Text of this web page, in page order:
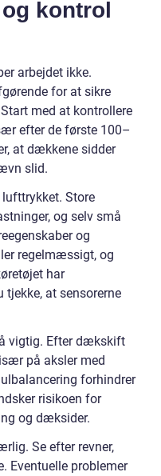
kontrol
arbejdet ikke.
for at sikre
med at kontrollere
efter de første 100–
at dækkene sidder
slid.
Store
og selv små
og
regelmæssigt, og
har
tjekke, at sensorerne
vigtig. Efter dækskift
på aksler med
forhindrer
risikoen for
og dæksider.
Se efter revner,
Eventuelle problemer